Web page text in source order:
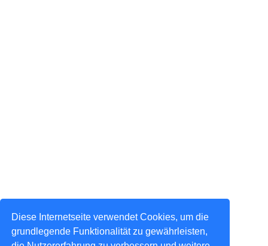
Diese Internetseite verwendet Cookies, um die
grundlegende Funktionalität zu gewährleisten,